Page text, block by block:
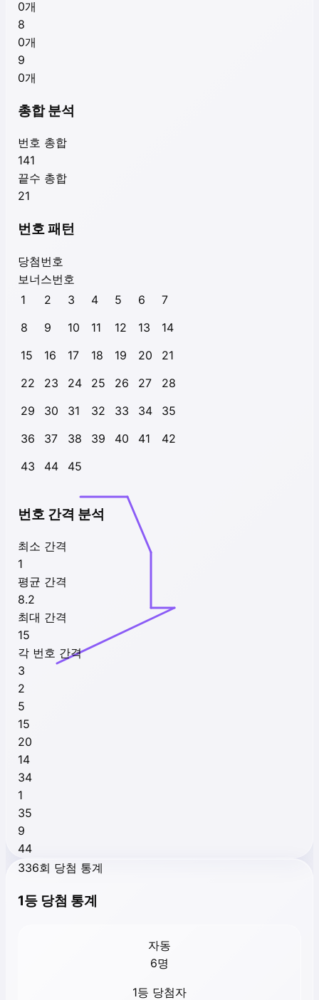
0개
8
0개
9
0개
총합 분석
번호 총합
141
끝수 총합
21
번호 패턴
당첨번호
보너스번호
1
2 3 4 5 6
7
8
9 10 11 12 13
14
15
16 17 18 19 20
21
22
23 24 25 26 27
28
29
30 31 32 33 34
35
36
37 38 39 40 41
42
43
44 45
번호 간격 분석
최소 간격
1
평균 간격
8.2
최대 간격
15
각 번호 간격
3
2
5
15
20
14
34
1
35
9
44
336회 당첨 통계
1등 당첨 통계
자동
6명
1등 당첨자